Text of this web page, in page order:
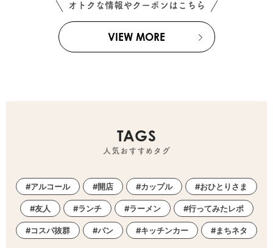
オトクな情報やクーポンはこちら
VIEW MORE
TAGS
人気おすすめタグ
アルコール 開店 カップル おひとりさま
友人 ランチ ラーメン 行ってみたレポ
コスパ抜群 パン キッチンカー まちネタ